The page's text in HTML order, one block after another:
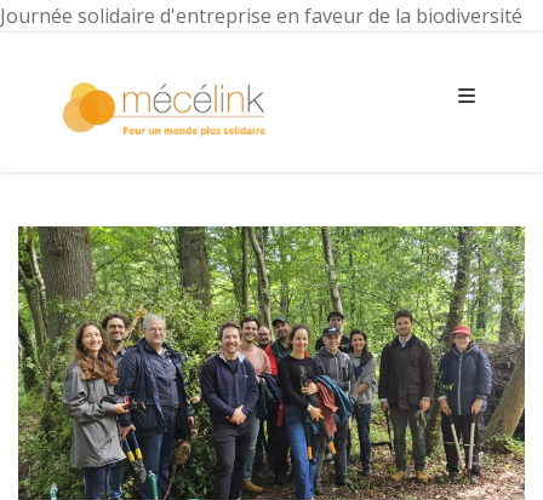
Journée solidaire d'entreprise en faveur de la biodiversité